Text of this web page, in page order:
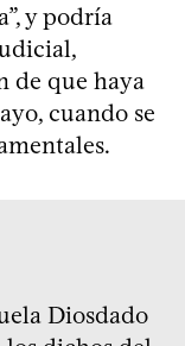
y podría
de que haya
cuando se
Diosdado